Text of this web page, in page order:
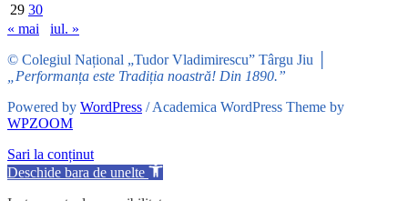
29 30
« mai
iul. »
© Colegiul Național „Tudor Vladimirescu” Târgu Jiu │
„Performanța este Tradiția noastră! Din 1890.”
Powered by WordPress / Academica WordPress Theme by
WPZOOM
Sari la conținut
Deschide bara de unelte